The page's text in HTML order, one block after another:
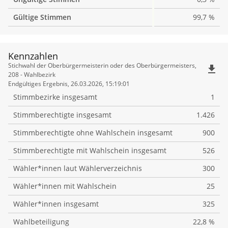
Gültige Stimmen
99,7 %
Kennzahlen
Kennzahlen
Stichwahl der Oberbürgermeisterin oder des Oberbürgermeisters,
208 - Wahlbezirk
Endgültiges Ergebnis, 26.03.2026, 15:19:01
file_download
Stimmbezirke insgesamt
1
Stimmberechtigte insgesamt
1.426
Stimmberechtigte ohne Wahlschein insgesamt
900
Stimmberechtigte mit Wahlschein insgesamt
526
Wähler*innen laut Wählerverzeichnis
300
Wähler*innen mit Wahlschein
25
Wähler*innen insgesamt
325
Wahlbeteiligung
22,8 %